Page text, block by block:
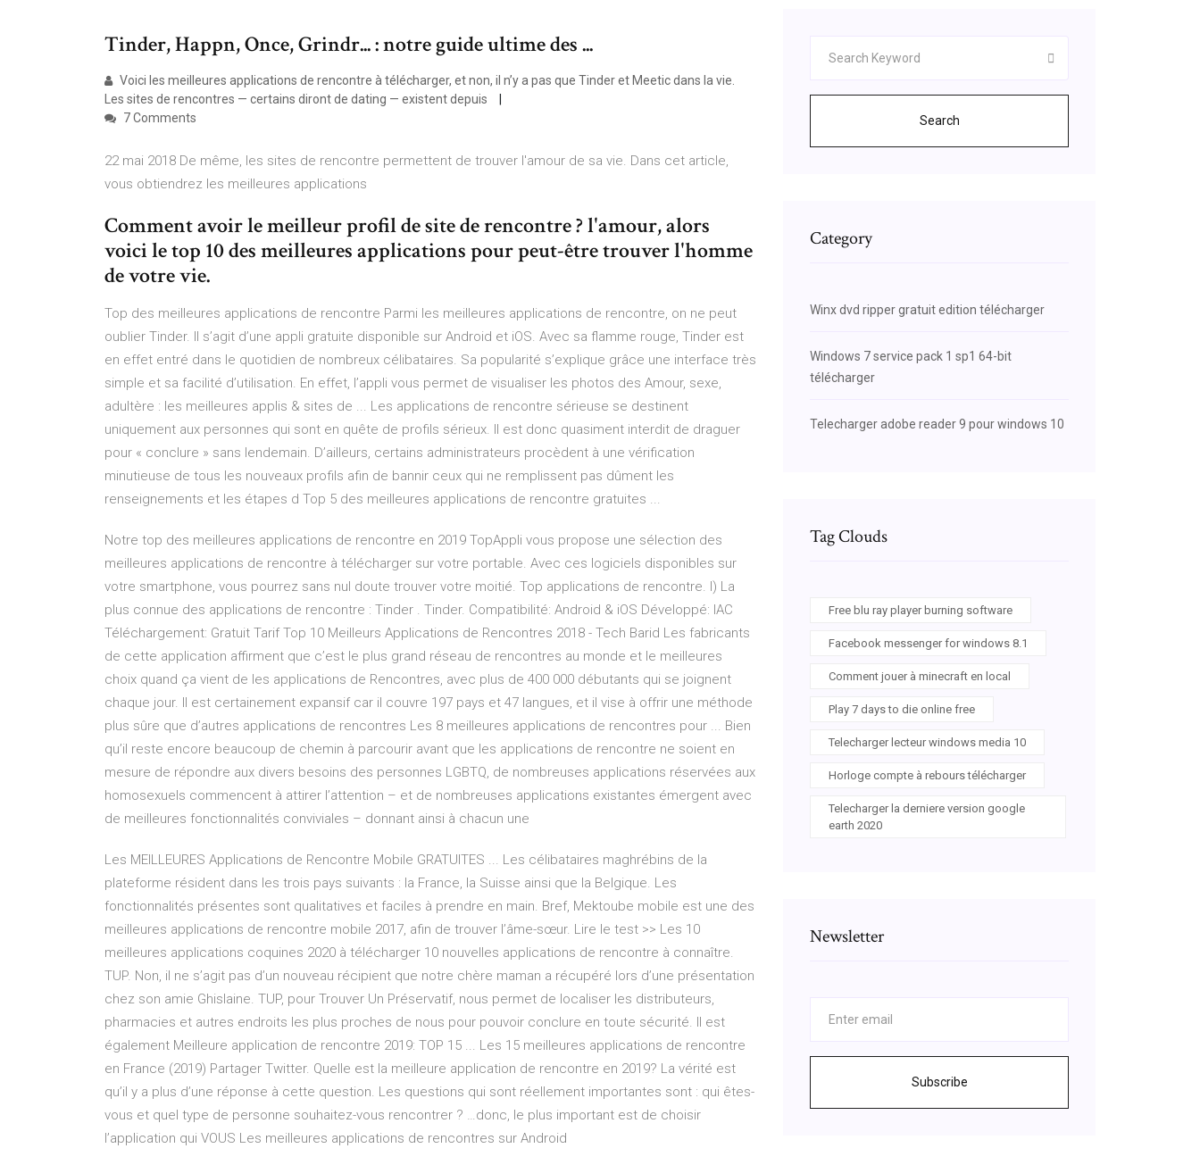
Tinder, Happn, Once, Grindr... : notre guide ultime des ...
Voici les meilleures applications de rencontre à télécharger, et non, il n’y a pas que Tinder et Meetic dans la vie.
Les sites de rencontres — certains diront de dating — existent depuis
7 Comments
22 mai 2018 De même, les sites de rencontre permettent de trouver l'amour de sa vie. Dans cet article,
vous obtiendrez les meilleures applications
Comment avoir le meilleur profil de site de rencontre ? l'amour, alors
voici le top 10 des meilleures applications pour peut-être trouver l'homme
de votre vie.
Top des meilleures applications de rencontre Parmi les meilleures applications de rencontre, on ne peut
oublier Tinder. Il s’agit d’une appli gratuite disponible sur Android et iOS. Avec sa flamme rouge, Tinder est
en effet entré dans le quotidien de nombreux célibataires. Sa popularité s’explique grâce une interface très
simple et sa facilité d’utilisation. En effet, l’appli vous permet de visualiser les photos des Amour, sexe,
adultère : les meilleures applis & sites de ... Les applications de rencontre sérieuse se destinent
uniquement aux personnes qui sont en quête de profils sérieux. Il est donc quasiment interdit de draguer
pour « conclure » sans lendemain. D’ailleurs, certains administrateurs procèdent à une vérification
minutieuse de tous les nouveaux profils afin de bannir ceux qui ne remplissent pas dûment les
renseignements et les étapes d Top 5 des meilleures applications de rencontre gratuites ...
Notre top des meilleures applications de rencontre en 2019 TopAppli vous propose une sélection des
meilleures applications de rencontre à télécharger sur votre portable. Avec ces logiciels disponibles sur
votre smartphone, vous pourrez sans nul doute trouver votre moitié. Top applications de rencontre. I) La
plus connue des applications de rencontre : Tinder . Tinder. Compatibilité: Android & iOS Développé: IAC
Téléchargement: Gratuit Tarif Top 10 Meilleurs Applications de Rencontres 2018 - Tech Barid Les fabricants
de cette application affirment que c’est le plus grand réseau de rencontres au monde et le meilleures
choix quand ça vient de les applications de Rencontres, avec plus de 400 000 débutants qui se joignent
chaque jour. Il est certainement expansif car il couvre 197 pays et 47 langues, et il vise à offrir une méthode
plus sûre que d’autres applications de rencontres Les 8 meilleures applications de rencontres pour ... Bien
qu’il reste encore beaucoup de chemin à parcourir avant que les applications de rencontre ne soient en
mesure de répondre aux divers besoins des personnes LGBTQ, de nombreuses applications réservées aux
homosexuels commencent à attirer l’attention – et de nombreuses applications existantes émergent avec
de meilleures fonctionnalités conviviales – donnant ainsi à chacun une
Les MEILLEURES Applications de Rencontre Mobile GRATUITES ... Les célibataires maghrébins de la
plateforme résident dans les trois pays suivants : la France, la Suisse ainsi que la Belgique. Les
fonctionnalités présentes sont qualitatives et faciles à prendre en main. Bref, Mektoube mobile est une des
meilleures applications de rencontre mobile 2017, afin de trouver l’âme-sœur. Lire le test >> Les 10
meilleures applications coquines 2020 à télécharger 10 nouvelles applications de rencontre à connaître.
TUP. Non, il ne s’agit pas d’un nouveau récipient que notre chère maman a récupéré lors d’une présentation
chez son amie Ghislaine. TUP, pour Trouver Un Préservatif, nous permet de localiser les distributeurs,
pharmacies et autres endroits les plus proches de nous pour pouvoir conclure en toute sécurité. Il est
également Meilleure application de rencontre 2019: TOP 15 ... Les 15 meilleures applications de rencontre
en France (2019) Partager Twitter. Quelle est la meilleure application de rencontre en 2019? La vérité est
qu’il y a plus d’une réponse à cette question. Les questions qui sont réellement importantes sont : qui êtes-
vous et quel type de personne souhaitez-vous rencontrer ? …donc, le plus important est de choisir
l’application qui VOUS Les meilleures applications de rencontres sur Android
Search
Category
Winx dvd ripper gratuit edition télécharger
Windows 7 service pack 1 sp1 64-bit
télécharger
Telecharger adobe reader 9 pour windows 10
Tag Clouds
Free blu ray player burning software
Facebook messenger for windows 8.1
Comment jouer à minecraft en local
Play 7 days to die online free
Telecharger lecteur windows media 10
Horloge compte à rebours télécharger
Telecharger la derniere version google
earth 2020
Newsletter
Subscribe